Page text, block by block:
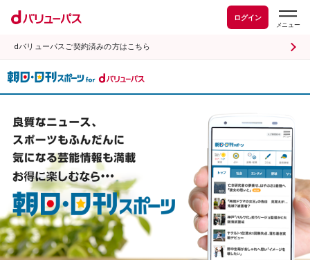
ログイン
dバリューパスご契約済みの方はこちら